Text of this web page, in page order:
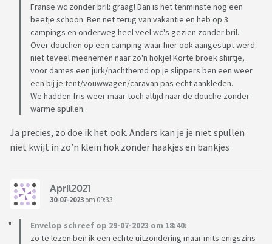
Franse wc zonder bril: graag! Dan is het tenminste nog een
beetje schoon. Ben net terug van vakantie en heb op 3
campings en onderweg heel veel wc's gezien zonder bril.
Over douchen op een camping waar hier ook aangestipt werd:
niet teveel meenemen naar zo'n hokje! Korte broek shirtje,
voor dames een jurk/nachthemd op je slippers ben een weer
een bij je tent/vouwwagen/caravan pas echt aankleden.
We hadden fris weer maar toch altijd naar de douche zonder
warme spullen.
Ja precies, zo doe ik het ook. Anders kan je je niet spullen
niet kwijt in zo’n klein hok zonder haakjes en bankjes
April2021
30-07-2023 om 09:33
Envelop schreef op 29-07-2023 om 18:40:
zo te lezen ben ik een echte uitzondering maar mits enigszins